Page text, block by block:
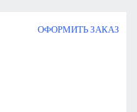
ОФОРМИТЬ ЗАКАЗ